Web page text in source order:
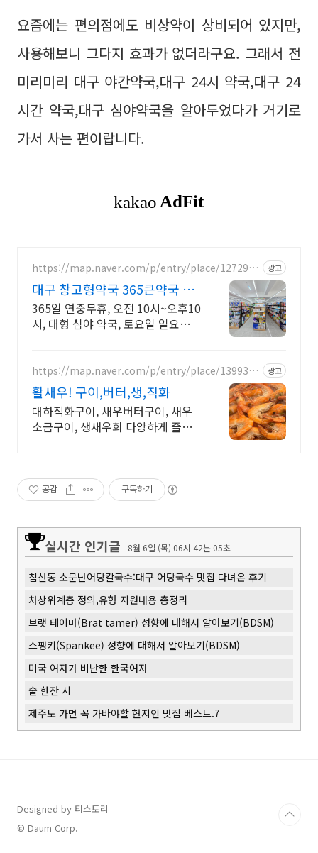
요즘에는 편의점에도 비상약이 상비되어 있지만,
사용해보니 그다지 효과가 없더라구요. 그래서 전
미리미리 대구 야간약국,대구 24시 약국,대구 24
시간 약국,대구 심야약국을 알아두었다가 거기로
가서 사는 편이랍니다.
https://map.naver.com/p/entry/place/1272964
광고
대구 창고형약국 365큰약국 수
성못역 바로 앞 위치
365일 연중무휴, 오전 10시~오후10
시, 대형 심야 약국, 토요일 일요일
https://map.naver.com/p/entry/place/1399310
광고
활새우! 구이,버터,생,직화
대하직화구이, 새우버터구이, 새우
소금구이, 생새우회 다양하게 즐기
공감 구독하기
실시간 인기글 8월 6일 (목) 06시 42분 05초
침산동 소문난어탕칼국수:대구 어탕국수 맛집 다녀온 후기
차상위계층 정의,유형 지원내용 총정리
브랫 테이머(Brat tamer) 성향에 대해서 알아보기(BDSM)
스팽키(Spankee) 성향에 대해서 알아보기(BDSM)
미국 여자가 비난한 한국여자
술 한잔 시
제주도 가면 꼭 가바야할 현지인 맛집 베스트.7
Designed by 티스토리
© Daum Corp.